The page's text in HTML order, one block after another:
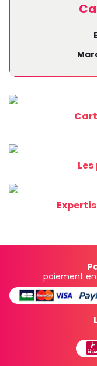
paiement en